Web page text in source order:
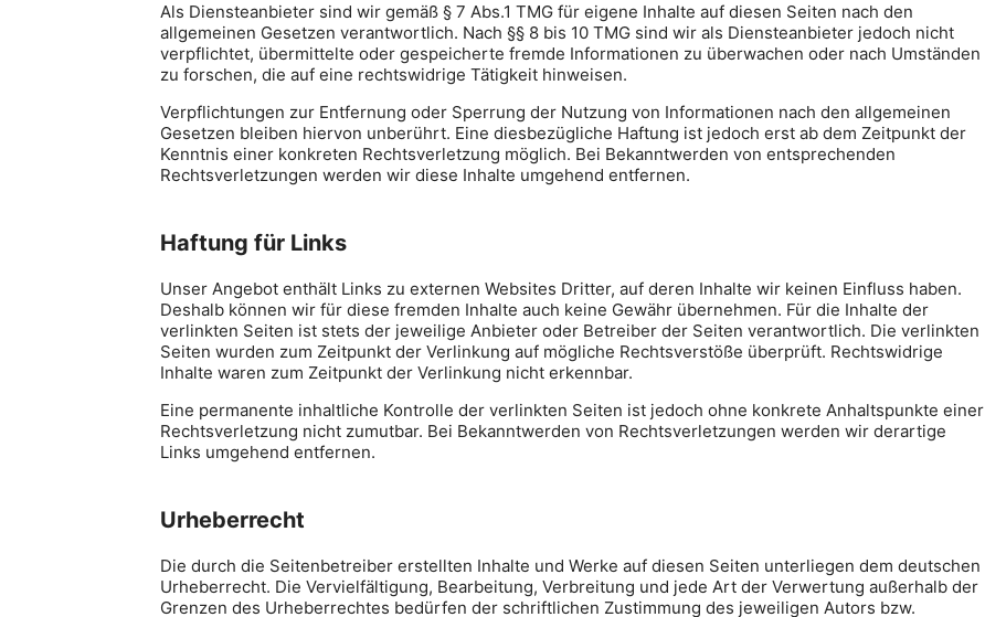
Als Diensteanbieter sind wir gemäß § 7 Abs.1 TMG für eigene Inhalte auf diesen Seiten nach den
allgemeinen Gesetzen verantwortlich. Nach §§ 8 bis 10 TMG sind wir als Diensteanbieter jedoch nicht
verpflichtet, übermittelte oder gespeicherte fremde Informationen zu überwachen oder nach Umständen
zu forschen, die auf eine rechtswidrige Tätigkeit hinweisen.
Verpflichtungen zur Entfernung oder Sperrung der Nutzung von Informationen nach den allgemeinen
Gesetzen bleiben hiervon unberührt. Eine diesbezügliche Haftung ist jedoch erst ab dem Zeitpunkt der
Kenntnis einer konkreten Rechtsverletzung möglich. Bei Bekanntwerden von entsprechenden
Rechtsverletzungen werden wir diese Inhalte umgehend entfernen.
Haftung für Links
Unser Angebot enthält Links zu externen Websites Dritter, auf deren Inhalte wir keinen Einfluss haben.
Deshalb können wir für diese fremden Inhalte auch keine Gewähr übernehmen. Für die Inhalte der
verlinkten Seiten ist stets der jeweilige Anbieter oder Betreiber der Seiten verantwortlich. Die verlinkten
Seiten wurden zum Zeitpunkt der Verlinkung auf mögliche Rechtsverstöße überprüft. Rechtswidrige
Inhalte waren zum Zeitpunkt der Verlinkung nicht erkennbar.
Eine permanente inhaltliche Kontrolle der verlinkten Seiten ist jedoch ohne konkrete Anhaltspunkte einer
Rechtsverletzung nicht zumutbar. Bei Bekanntwerden von Rechtsverletzungen werden wir derartige
Links umgehend entfernen.
Urheberrecht
Die durch die Seitenbetreiber erstellten Inhalte und Werke auf diesen Seiten unterliegen dem deutschen
Urheberrecht. Die Vervielfältigung, Bearbeitung, Verbreitung und jede Art der Verwertung außerhalb der
Grenzen des Urheberrechtes bedürfen der schriftlichen Zustimmung des jeweiligen Autors bzw.